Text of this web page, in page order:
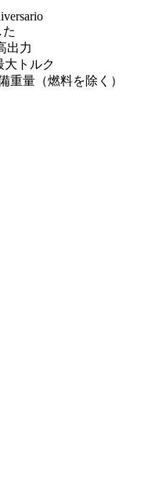
出力
大トルク
重量（燃料を除く）